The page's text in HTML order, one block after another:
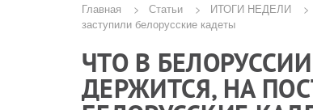
Строка
навигации
Главная Статьи ИТОГИ НЕДЕЛИ
заступили белорусские кадеты
ЧТО В
ДЕРЖИТСЯ, НА